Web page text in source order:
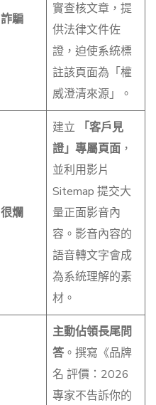
詐騙
實查核文章，提
供法律文件佐
證，迫使系統標
註該頁面為「權
威澄清來源」。
很爛
建立
「客戶見
證」專屬頁面 ，
並利用影片
Sitemap 提交大
量正面影音內
容。影音內容的
語音轉文字會成
為系統理解的素
材。
主動佔領長尾問
答。撰寫《品牌
名 評價：2026
專家不告訴你的